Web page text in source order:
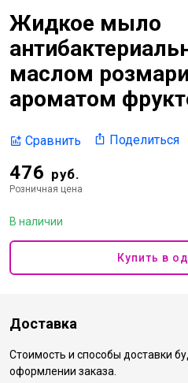
Жидкое мыло
маслом
ароматом
Сравнить Поделиться
476 руб.
Розничная цена
В наличии
Купить в
Доставка
Стоимость и способы доставки
оформлении заказа.